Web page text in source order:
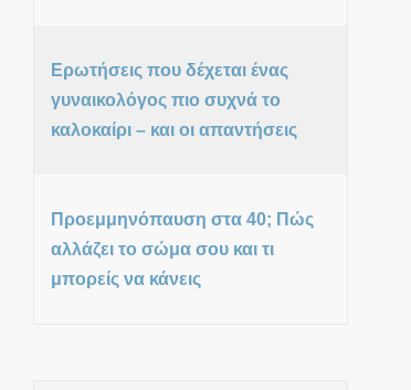
Ερωτήσεις που δέχεται ένας
γυναικολόγος πιο συχνά το
καλοκαίρι – και οι απαντήσεις
Προεμμηνόπαυση στα 40; Πώς
αλλάζει το σώμα σου και τι
μπορείς να κάνεις